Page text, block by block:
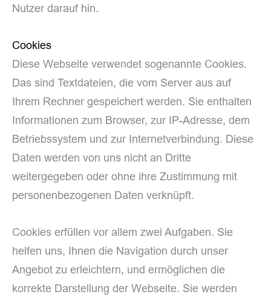
Nutzer darauf hin.
Cookies
Diese Webseite verwendet sogenannte Cookies.
Das sind Textdateien, die vom Server aus auf
Ihrem Rechner gespeichert werden. Sie enthalten
Informationen zum Browser, zur IP-Adresse, dem
Betriebssystem und zur Internetverbindung. Diese
Daten werden von uns nicht an Dritte
weitergegeben oder ohne ihre Zustimmung mit
personenbezogenen Daten verknüpft.
Cookies erfüllen vor allem zwei Aufgaben. Sie
helfen uns, Ihnen die Navigation durch unser
Angebot zu erleichtern, und ermöglichen die
korrekte Darstellung der Webseite. Sie werden